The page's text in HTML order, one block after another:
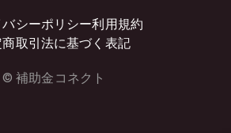
バシーポリシー利用規約
取引法に基づく表記
© 補助金コネクト